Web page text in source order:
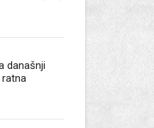
današnji
ratna